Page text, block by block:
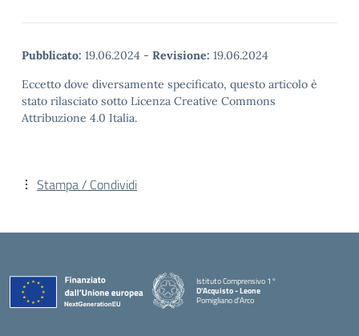
Pubblicato: 19.06.2024 - Revisione: 19.06.2024
Eccetto dove diversamente specificato, questo articolo è
stato rilasciato sotto Licenza Creative Commons
Attribuzione 4.0 Italia.
Stampa / Condividi
Istituto Comprensivo 1°
D'Acquisto - Leone
Pomigliano d'Arco
— Visita la pagina iniziale della scuola